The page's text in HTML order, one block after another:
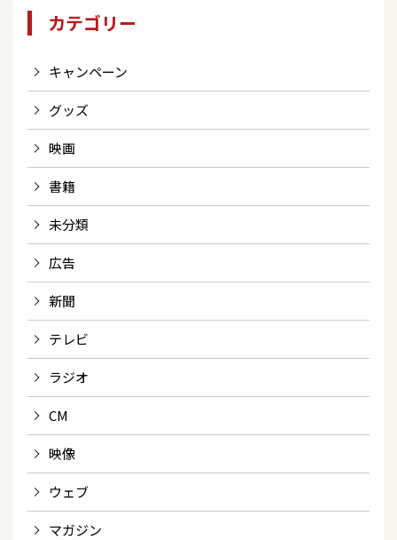
カテゴリー
キャンペーン
グッズ
映画
書籍
未分類
広告
新聞
テレビ
ラジオ
CM
映像
ウェブ
マガジン